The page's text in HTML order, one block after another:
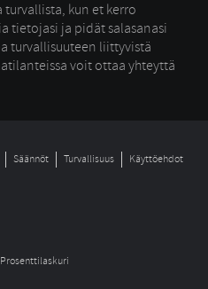
kun et kerro
tietojasi ja pidät salasanasi
turvallisuuteen liittyvistä
voit ottaa yhteyttä
Säännöt Turvallisuus
Käyttöehdot
Prosenttilaskuri